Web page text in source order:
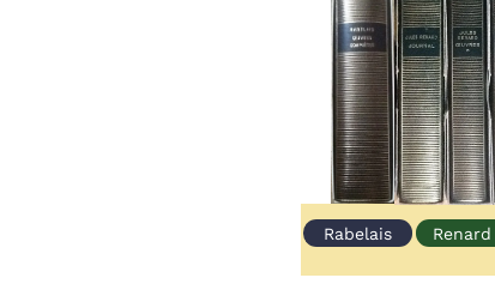
Renard
Rabelais